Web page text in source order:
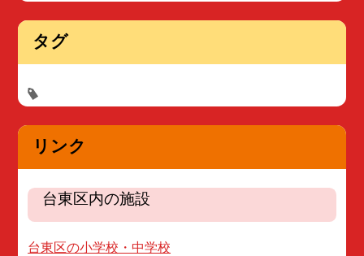
タグ
リンク
台東区内の施設
台東区の小学校・中学校